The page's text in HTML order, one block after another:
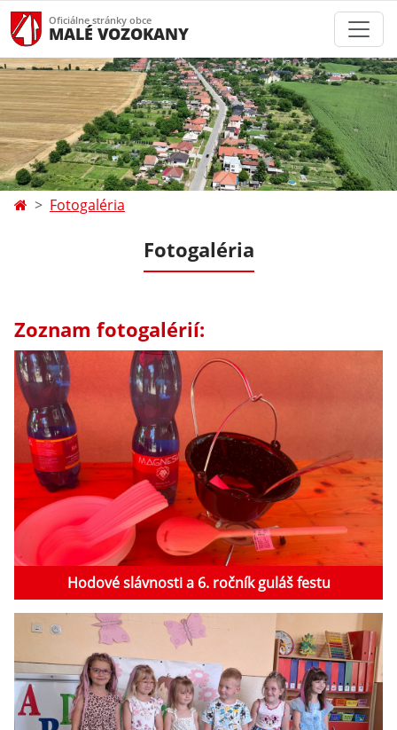
Oficiálne stránky obce
MALÉ VOZOKANY
Fotogaléria
Fotogaléria
Zoznam fotogalérií:
Hodové slávnosti a 6. ročník guláš festu